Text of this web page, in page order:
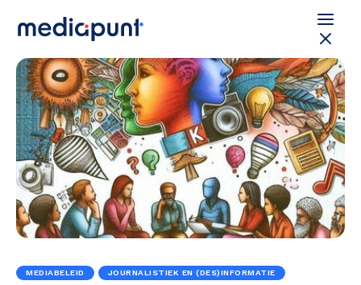
MEDIABELEID JOURNALISTIEK EN (DES)INFORMATIE